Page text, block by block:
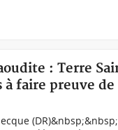
: Terre
faire preuve